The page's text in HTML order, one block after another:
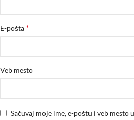
E-pošta *
Veb mesto
Sačuvaj moje ime, e-poštu i veb mesto